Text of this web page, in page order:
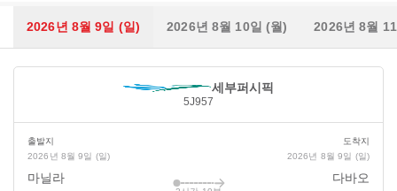
2026년 8월 9일 (일) 2026년 8월 10일 (월) 2026년 8월
세부퍼시픽
5J957
출발지
2026년 8월 9일 (일)
마닐라
도착지
2026년 8월 9일 (일)
다바오